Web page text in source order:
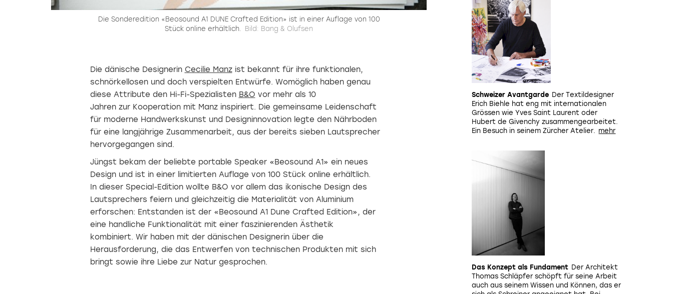
Die Sonderedition «Beosound A1 DUNE Crafted Edition» ist in einer Auflage von 100
Stück online erhältlich.
Bild: Bang & Olufsen
Die dänische Designerin Cecilie Manzist bekannt für ihre funktionalen,
schnörkellosen und doch verspielten Entwürfe. Womöglich haben genau
diese Attribute den Hi-Fi-Spezialisten B&O vor mehr als 10
Jahren zur Kooperation mit Manz inspiriert. Die gemeinsame Leidenschaft
für moderne Handwerkskunst und Designinnovation legte den Nährboden
für eine langjährige Zusammenarbeit, aus der bereits sieben Lautsprecher
hervorgegangen sind.
Jüngst bekam der beliebte portable Speaker «Beosound A1» ein neues
Design und ist in einer limitierten Auflage von 100 Stück online erhältlich.
In dieser Special-Edition wollte B&O vor allem das ikonische Design des
Lautsprechers feiern und gleichzeitig die Materialität von Aluminium
erforschen: Entstanden ist der «Beosound A1 Dune Crafted Edition», der
eine handliche Funktionalität mit einer faszinierenden Ästhetik
kombiniert. Wir haben mit der dänischen Designerin über die
Herausforderung, die das Entwerfen von technischen Produkten mit sich
bringt sowie ihre Liebe zur Natur gesprochen.
Schweizer Avantgarde Der Textildesigner
Erich Biehle hat eng mit internationalen
Grössen wie Yves Saint Laurent oder
Hubert de Givenchy zusammengearbeitet.
Ein Besuch in seinem Zürcher Atelier.
Das Konzept als Fundament Der Architekt
Thomas Schläpfer schöpft für seine Arbeit
auch aus seinem Wissen und Können, das er